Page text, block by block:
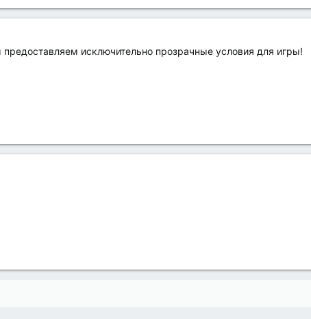
исключительно прозрачные условия для игры!